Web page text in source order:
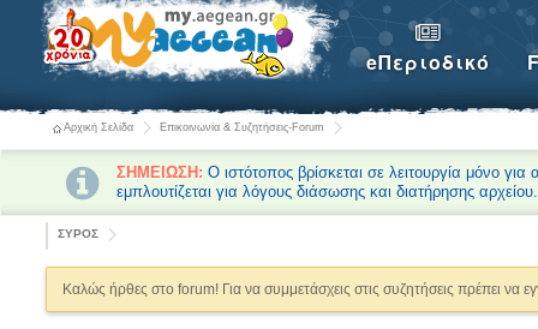
eΠεριοδικό
Αρχική Σελίδα Επικοινωνία & Συζητήσεις-Forum
ΣΗΜΕΙΩΣΗ: Ο ιστότοπος βρίσκεται σε λειτουργία μόνο
εμπλουτίζεται για λόγους διάσωσης και διατήρησης αρχείου.
ΣΥΡΟΣ
Καλώς ήρθες στο forum! Για να συμμετάσχεις στις συζητήσεις πρέπει να